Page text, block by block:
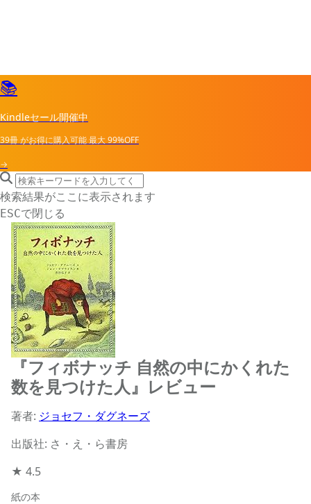
📚
Kindleセール開催中
39冊がお得に購入可能最大99%OFF
→
search icon
サイト内検索
検索結果がここに表示されます
ESCで閉じる
『フィボナッチ 自然の中にかくれた
数を見つけた人』レビュー
著者: ジョセフ・ダグネーズ
出版社: さ・え・ら書房
★ 4.5
紙の本